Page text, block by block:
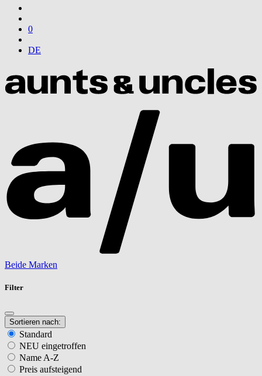
0
DE
Beide Marken
Filter
Sortieren nach:
Standard
NEU eingetroffen
Name A-Z
Preis aufsteigend